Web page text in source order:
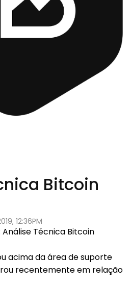
Bitcoin
12:36PM
acima da área de suporte
recentemente em relação